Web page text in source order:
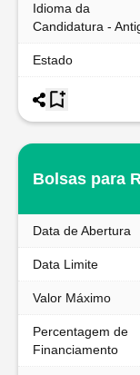
Idioma da
Candidatura -
Estado
Bolsas para
Data de Abertura
Data Limite
Valor Máximo
Percentagem de
Financiamento